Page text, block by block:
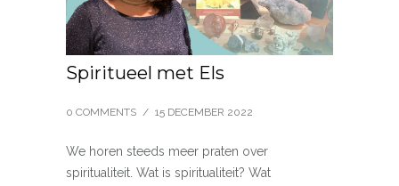
Spiritueel met Els
0 COMMENTS / 15 DECEMBER 2022
We horen steeds meer praten over
spiritualiteit. Wat is spiritualiteit? Wat